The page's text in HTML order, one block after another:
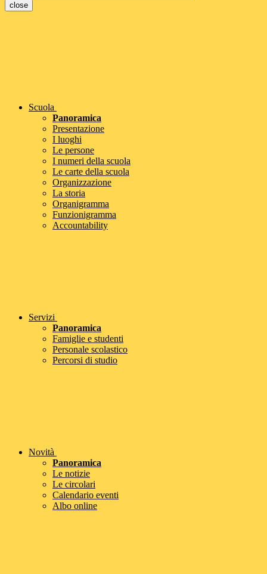
close
Scuola
Panoramica
Presentazione
I luoghi
Le persone
I numeri della scuola
Le carte della scuola
Organizzazione
La storia
Organigramma
Funzionigramma
Accountability
Servizi
Panoramica
Famiglie e studenti
Personale scolastico
Percorsi di studio
Novità
Panoramica
Le notizie
Le circolari
Calendario eventi
Albo online